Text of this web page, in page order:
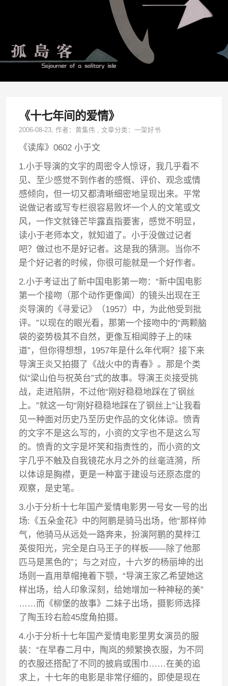
《十七年间的爱情》
2006-08-23, 作者：黄集伟 ,文章分类：一架好书
《读库》0602 小于文
1.小于导演的文字的周密令人惊讶，我几乎看不
见、至少感觉不到作者的感慨、评价、观念或情
感倾向，但一切又都清晰细密地呈现出来。平常
说做记者或写专栏很容易败坏一个人的文笔或文
风，一作文就锋芒毕露直指要害，感觉不明显，
读小于老师本文，就知道了。小于没做过记者
吧？做过也不是好记者。这是我的猜测。当你不
是个好记者的时候，你很可能就是一个好作者。
2.小于考证出了新中国电影第一吻：“新中国电影
第一个接吻（那个动作更像闻）的镜头出现在王
炎导演的《寻爱记》（1957）中，为此他受到批
评。”以现在的眼光看，那第一个接吻中的“两颗脑
袋的姿势极其不自然，更像互相闻脖子上的味
道”，但你得想想，1957年是什么年代啊？接下来
导演王炎又拍摄了《战火中的青春》。那是个类
似“梁山伯与祝英台”式的故事。导演王炎接受挑
战，走进陷阱，不过他“刚好稳稳地踩在了钢丝
上。”就这一句“刚好稳稳地踩在了钢丝上”让我看
见一种面对历史乃至历史作品的文化体谅。愤青
的文字不是这么写的，小资的文字也不是这么写
的。愤青的文字是坏笑和指责性的，而小资的文
字几乎不触及自我镜花水月之外的丝毫涟漪，所
以体谅是胸襟，更是一种富于建设与还原态度的
观察，是史笔。
3.小于分析十七年国产爱情电影男一号女一号的出
场:《五朵金花》中的阿鹏是骑马出场，他“那样帅
气，他骑马从远处一路奔来，扮演阿鹏的莫梓江
英俊阳光，完全是白马王子的样板——除了他那
匹马是黑色的”；与之对应，十六岁的杨丽坤的出
场则一直用草帽掩着下颚，“导演王家乙希望她这
样出场，给人印象深刻，给她增加一种神秘的美”
……而《柳堡的故事》二妹子出场，摄影师选择
了陶玉玲右脸45度角拍摄。
4.小于分析十七年国产爱情电影里男女演员的服
装：“在早春二月中，陶岚的频繁换衣服，为不同
的衣服还搭配了不同的披肩或围巾……在美的追
求上，十七年的电影是非常仔细的，即使是现在